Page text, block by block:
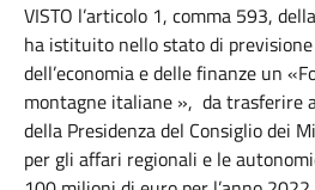
VISTO l’articolo 1, comma 593,
ha istituito nello stato di
dell’economia e delle finanze un
montagne italiane », da trasferire
della Presidenza del Consiglio dei
per gli affari regionali e le